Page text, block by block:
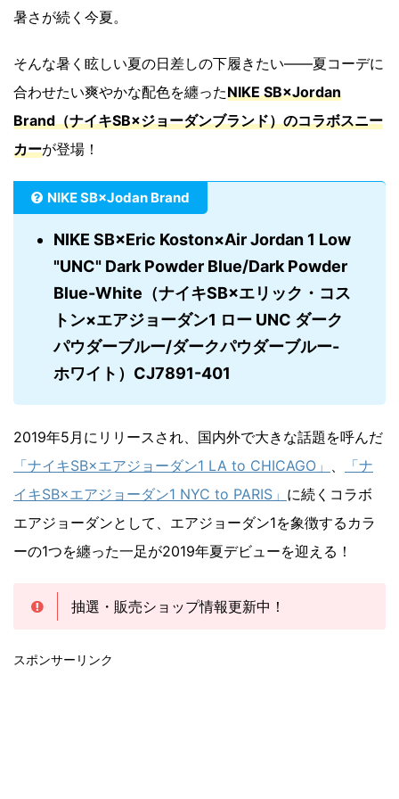
暑さが続く今夏。
そんな暑く眩しい夏の日差しの下履きたい――夏コーデに
合わせたい爽やかな配色を纏ったNIKE SB×Jordan
Brand（ナイキSB×ジョーダンブランド）のコラボスニー
カーが登場！
NIKE SB×Jodan Brand
NIKE SB×Eric Koston×Air Jordan 1 Low
"UNC" Dark Powder Blue/Dark Powder
Blue-White（ナイキSB×エリック・コス
トン×エアジョーダン1 ロー UNC ダーク
パウダーブルー/ダークパウダーブルー-
ホワイト）CJ7891-401
2019年5月にリリースされ、国内外で大きな話題を呼んだ
「ナイキSB×エアジョーダン1 LA to CHICAGO」
「ナ
イキSB×エアジョーダン1 NYC to PARIS」 に続くコラボ
エアジョーダンとして、エアジョーダン1を象徴するカラ
ーの1つを纏った一足が2019年夏デビューを迎える！
抽選・販売ショップ情報更新中！
スポンサーリンク